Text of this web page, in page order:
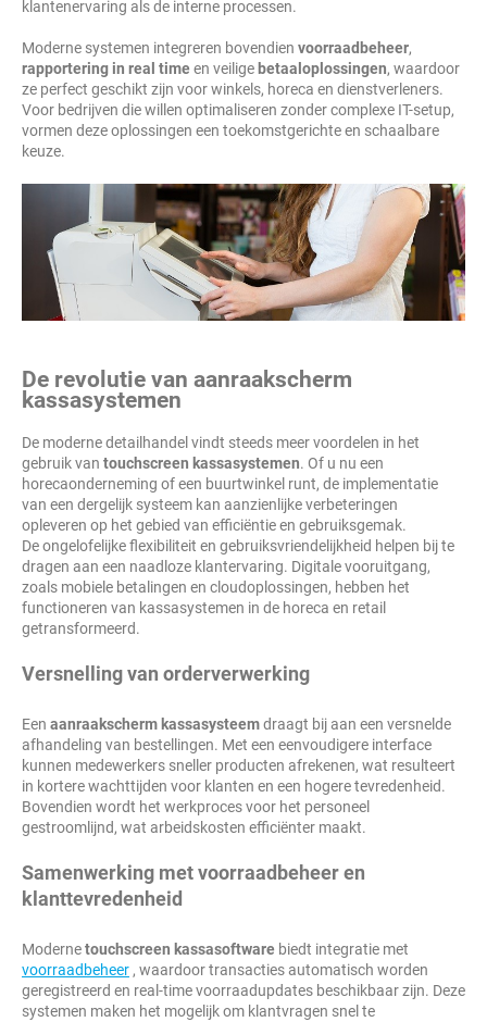
klantenervaring als de interne processen.
Moderne systemen integreren bovendien voorraadbeheer,
rapportering in real timeen veilige betaaloplossingen, waardoor
ze perfect geschikt zijn voor winkels, horeca en dienstverleners.
Voor bedrijven die willen optimaliseren zonder complexe IT-setup,
vormen deze oplossingen een toekomstgerichte en schaalbare
keuze.
De revolutie van aanraakscherm
kassasystemen
De moderne detailhandel vindt steeds meer voordelen in het
gebruik van touchscreen kassasystemen. Of u nu een
horecaonderneming of een buurtwinkel runt, de implementatie
van een dergelijk systeem kan aanzienlijke verbeteringen
opleveren op het gebied van efficiëntie en gebruiksgemak.
De ongelofelijke flexibiliteit en gebruiksvriendelijkheid helpen bij te
dragen aan een naadloze klantervaring. Digitale vooruitgang,
zoals mobiele betalingen en cloudoplossingen, hebben het
functioneren van kassasystemen in de horeca en retail
getransformeerd.
Versnelling van orderverwerking
Een aanraakscherm kassasysteemdraagt bij aan een versnelde
afhandeling van bestellingen. Met een eenvoudigere interface
kunnen medewerkers sneller producten afrekenen, wat resulteert
in kortere wachttijden voor klanten en een hogere tevredenheid.
Bovendien wordt het werkproces voor het personeel
gestroomlijnd, wat arbeidskosten efficiënter maakt.
Samenwerking met voorraadbeheer en
klanttevredenheid
Modernetouchscreen kassasoftware biedt integratie met
voorraadbeheer , waardoor transacties automatisch worden
geregistreerd en real-time voorraadupdates beschikbaar zijn. Deze
systemen maken het mogelijk om klantvragen snel te